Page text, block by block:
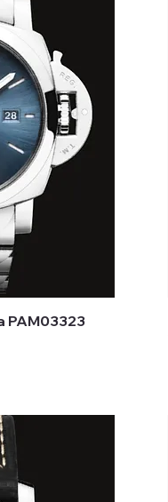
PAM03323